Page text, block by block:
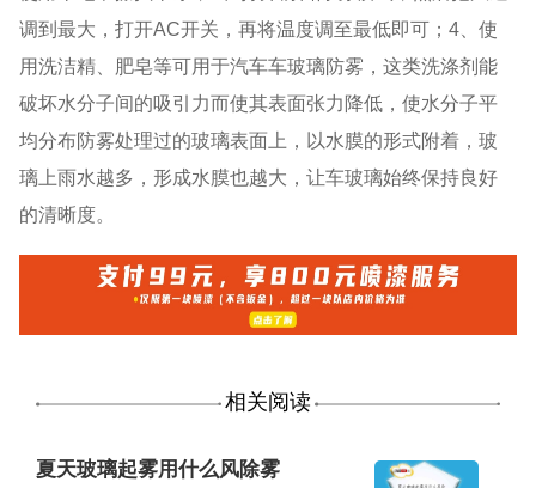
调到最大，打开AC开关，再将温度调至最低即可；4、使
用洗洁精、肥皂等可用于汽车车玻璃防雾，这类洗涤剂能
破坏水分子间的吸引力而使其表面张力降低，使水分子平
均分布防雾处理过的玻璃表面上，以水膜的形式附着，玻
璃上雨水越多，形成水膜也越大，让车玻璃始终保持良好
的清晰度。
相关阅读
夏天玻璃起雾用什么风除雾